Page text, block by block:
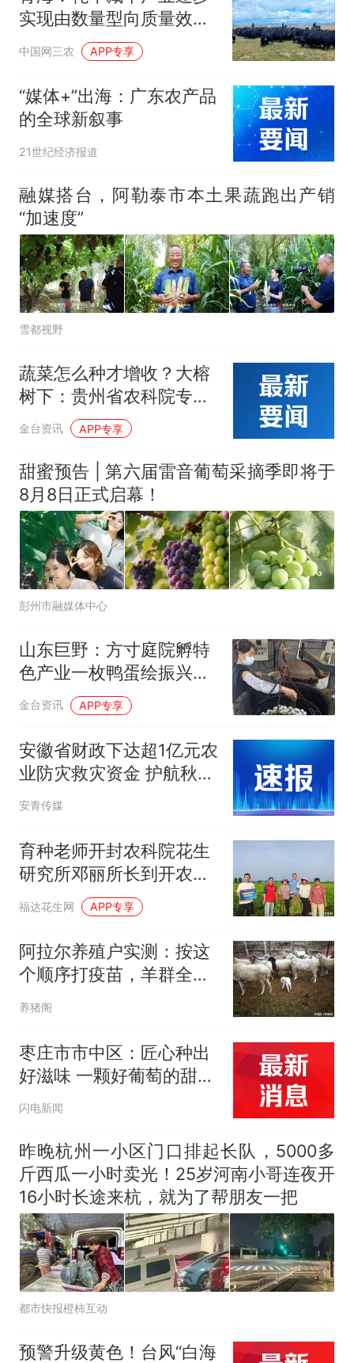
实现由数量型向质量效益
型转变
中国网三农 APP专享
“媒体+”出海：广东农产品
的全球新叙事
21世纪经济报道
融媒搭台，阿勒泰市本土果蔬跑出产销
“加速度”
雪都视野
蔬菜怎么种才增收？大榕
树下：贵州省农科院专家
指点迷津
金台资讯 APP专享
甜蜜预告 | 第六届雷音葡萄采摘季即将于
8月8日正式启幕！
彭州市融媒体中心
山东巨野：方寸庭院孵特
色产业一枚鸭蛋绘振兴画
卷
金台资讯 APP专享
安徽省财政下达超1亿元农
业防灾救灾资金 护航秋粮
稳产丰收
安青传媒
育种老师开封农科院花生
研究所邓丽所长到开农
308高油酸花生基地查看
福达花生网 APP专享
阿拉尔养殖户实测：按这
个顺序打疫苗，羊群全年
发病率降80%
养猪阁
枣庄市市中区：匠心种出
好滋味 一颗好葡萄的甜蜜
养成记
闪电新闻
昨晚杭州一小区门口排起长队，5000多
斤西瓜一小时卖光！25岁河南小哥连夜开
16小时长途来杭，就为了帮朋友一把
都市快报橙柿互动
预警升级黄色！台风“白海